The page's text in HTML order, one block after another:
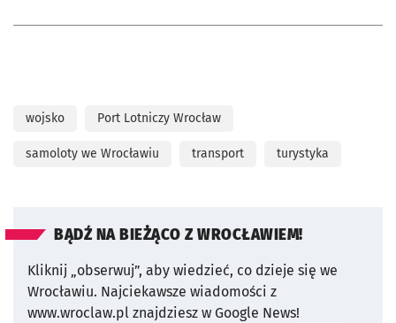
wojsko Port Lotniczy Wrocław
samoloty we Wrocławiu transport turystyka
BĄDŹ NA BIEŻĄCO Z WROCŁAWIEM!
Kliknij „obserwuj”, aby wiedzieć, co dzieje się we
Wrocławiu. Najciekawsze wiadomości z
www.wroclaw.pl znajdziesz w Google News!